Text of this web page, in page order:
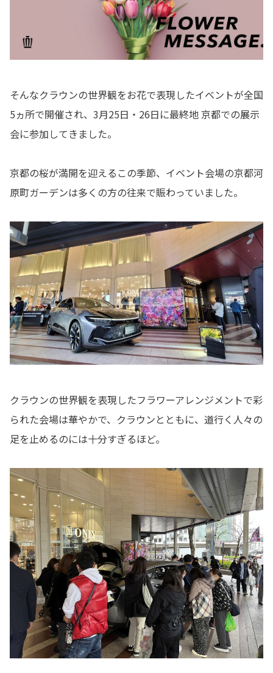
そんなクラウンの世界観をお花で表現したイベントが全国
5ヵ所で開催され、3月25日・26日に最終地 京都での展示
会に参加してきました。
京都の桜が満開を迎えるこの季節、イベント会場の京都河
原町ガーデンは多くの方の往来で賑わっていました。
クラウンの世界観を表現したフラワーアレンジメントで彩
られた会場は華やかで、クラウンとともに、道行く人々の
足を止めるのには十分すぎるほど。